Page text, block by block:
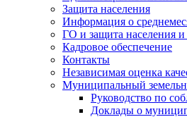
Защита населения
Информация о
ГО и защита населения
Кадровое обеспечение
Контакты
Независимая оценка
Муниципальный
Руководство по
Доклады о